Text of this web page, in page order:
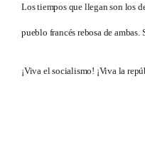
Los tiempos que llegan son los
pueblo francés rebosa de ambas.
¡Viva el socialismo! ¡Viva la